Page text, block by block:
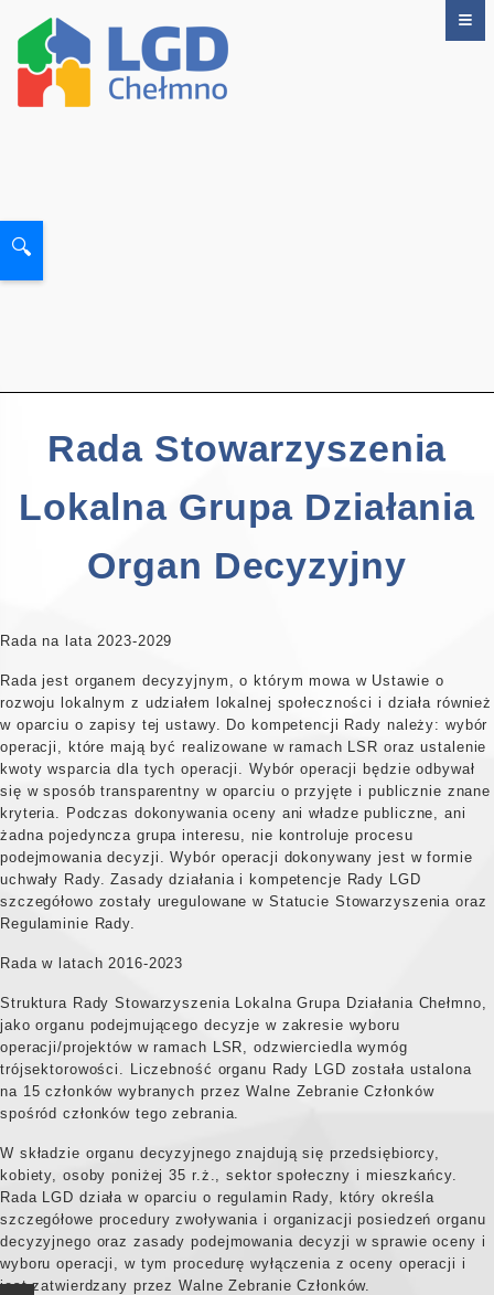
🔍
Rada Stowarzyszenia
Lokalna Grupa Działania
Organ Decyzyjny
Rada na lata 2023-2029
Rada jest organem decyzyjnym, o którym mowa w Ustawie o
rozwoju lokalnym z udziałem lokalnej społeczności i działa również
w oparciu o zapisy tej ustawy. Do kompetencji Rady należy: wybór
operacji, które mają być realizowane w ramach LSR oraz ustalenie
kwoty wsparcia dla tych operacji. Wybór operacji będzie odbywał
się w sposób transparentny w oparciu o przyjęte i publicznie znane
kryteria. Podczas dokonywania oceny ani władze publiczne, ani
żadna pojedyncza grupa interesu, nie kontroluje procesu
podejmowania decyzji. Wybór operacji dokonywany jest w formie
uchwały Rady. Zasady działania i kompetencje Rady LGD
szczegółowo zostały uregulowane w Statucie Stowarzyszenia oraz
Regulaminie Rady.
Rada w latach 2016-2023
Struktura Rady Stowarzyszenia Lokalna Grupa Działania Chełmno,
jako organu podejmującego decyzje w zakresie wyboru
operacji/projektów w ramach LSR, odzwierciedla wymóg
trójsektorowości. Liczebność organu Rady LGD została ustalona
na 15 członków wybranych przez Walne Zebranie Członków
spośród członków tego zebrania.
W składzie organu decyzyjnego znajdują się przedsiębiorcy,
kobiety, osoby poniżej 35 r.ż., sektor społeczny i mieszkańcy.
Rada LGD działa w oparciu o regulamin Rady, który określa
szczegółowe procedury zwoływania i organizacji posiedzeń organu
decyzyjnego oraz zasady podejmowania decyzji w sprawie oceny i
wyboru operacji, w tym procedurę wyłączenia z oceny operacji i
jest zatwierdzany przez Walne Zebranie Członków.